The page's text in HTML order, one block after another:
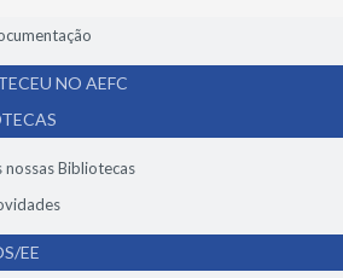
NO AEFC
nossas Bibliotecas
EE